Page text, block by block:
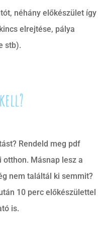
néhány előkészület így
elrejtése, pálya
stb).
Rendeld meg pdf
Másnap lesz a
nem találtál ki semmit?
10 perc előkészülettel
is.